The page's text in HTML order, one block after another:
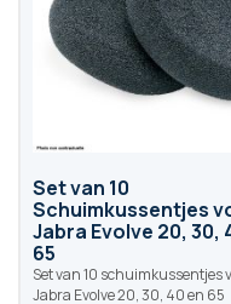
Set van 10
Schuimkussentjes
Jabra Evolve 20, 30,
65
Set van 10 schuimkussentjes
Jabra Evolve 20, 30, 40 en 65